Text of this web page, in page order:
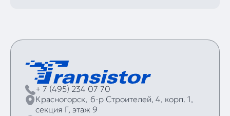
+ 7 (495) 234 07 70
Красногорск, б‑р Строителей, 4, корп. 1,
секция Г, этаж 9